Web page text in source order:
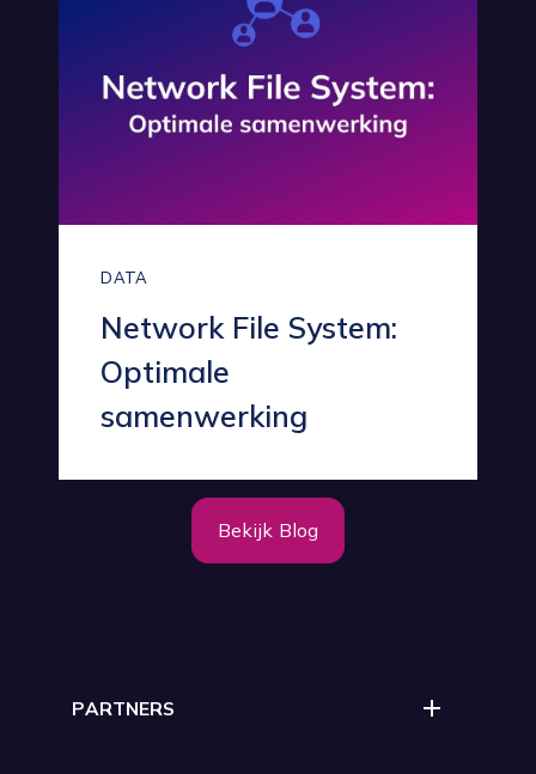
DATA
Network File System:
Optimale
samenwerking
Bekijk Blog
PARTNERS